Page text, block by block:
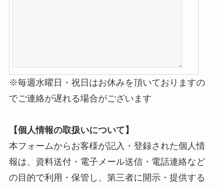
※毎週水曜日・祝日はお休みを頂いておりますの
でご連絡が遅れる場合がございます
【個人情報の取扱いについて】
本フォームからお客様が記入・登録された個人情
報は、資料送付・電子メール送信・電話連絡など
の目的で利用・保管し、第三者に開示・提供する